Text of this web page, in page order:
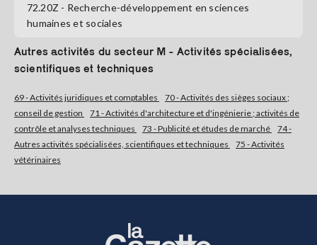
connecter
72.20Z - Recherche-développement en sciences
humaines et sociales
Autres activités du secteur M - Activités spécialisées,
scientifiques et techniques
69 - Activités juridiques et comptables
70 - Activités des sièges sociaux ;
conseil de gestion
71 - Activités d'architecture et d'ingénierie ; activités de
contrôle et analyses techniques
73 - Publicité et études de marché
74 -
Autres activités spécialisées, scientifiques et techniques
75 - Activités
vétérinaires